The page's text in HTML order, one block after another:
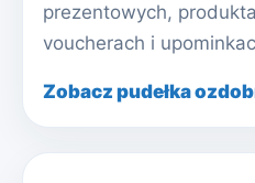
prezentowych,
voucherach i
Zobacz pudełka